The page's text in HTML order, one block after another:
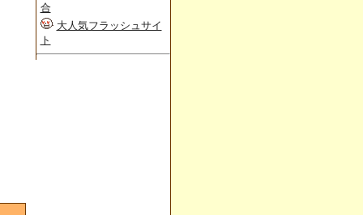
合
大人気フラッシュサイ
ト